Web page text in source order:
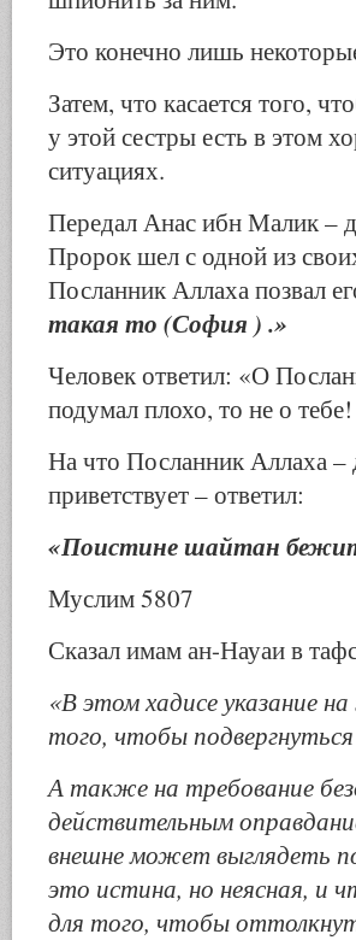
Это конечно лишь
Затем, что касается того,
у этой сестры есть в этом
ситуациях.
Передал Анас ибн Малик –
Пророк шел с одной из
Посланник Аллаха позвал
такая то (София ) .»
Человек ответил: «О
подумал плохо, то не о
На что Посланник Аллаха –
приветствует – ответил:
«Поистине шайтан бежит
Муслим 5807
Сказал имам ан-Науаи в
«В этом хадисе указание
того, чтобы
А также на требование
действительным
внешне может выглядеть
это истина, но неясная, и
для того, чтобы